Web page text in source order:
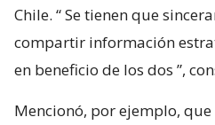
Chile. “Se tienen que
compartir información
en beneficio de los dos ”,
Mencionó, por ejemplo, que